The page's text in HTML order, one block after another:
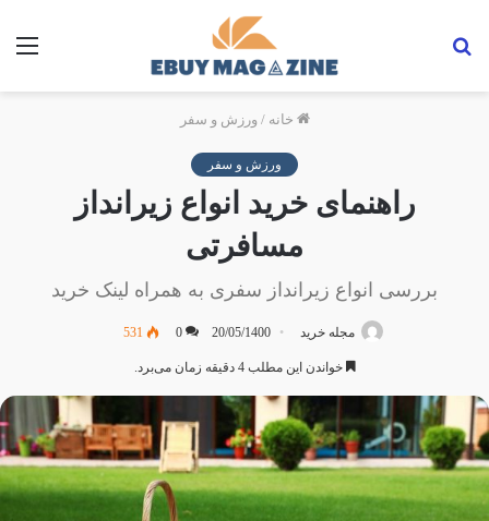
خانه / ورزش و سفر
ورزش و سفر
راهنمای خرید انواع زیرانداز
مسافرتی
بررسی انواع زیرانداز سفری به همراه لینک خرید
مجله خرید 20/05/1400
0
531
خواندن این مطلب 4 دقیقه زمان می‌برد.